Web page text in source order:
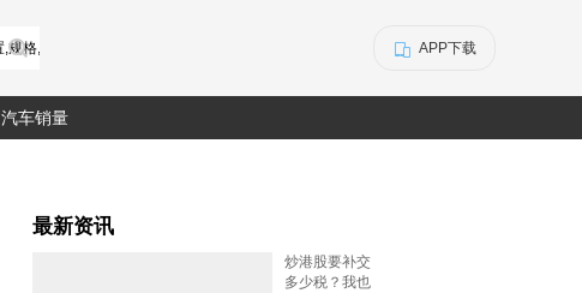
APP下载
汽车销量
最新资讯
炒港股要补交
多少税？我也